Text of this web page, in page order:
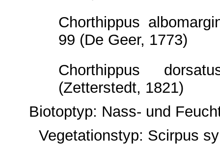
Chorthippus
99 (De Geer, 1773)
Chorthippus
(Zetterstedt, 1821)
Biotoptyp: Nass- und
Vegetationstyp: Scirpus